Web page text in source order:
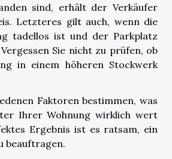
sind, erhält der Verkäufer
Letzteres gilt auch, wenn die
tadellos ist und der Parkplatz
Sie nicht zu prüfen, ob
in einem höheren Stockwerk
Faktoren bestimmen, was
Ihrer Wohnung wirklich wert
Ergebnis ist es ratsam, ein
beauftragen.